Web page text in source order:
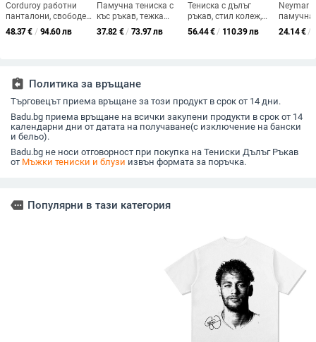
Corduroy работни
панталони, свободен
крой, средна талия,
дебела материя,
48.37€ / 94.60 лв
Памучна тениска с
къс ръкав, тежка
материя 300–350 g,
за мъже, младежка
37.82 € / 73.97 лв
Тениска с дълъг
ръкав, стил колеж,
цветно-блокиран
дизайн, 285 g тегло,
56.44€ / 110.39 лв
Neymar
памучна
тениска
кръгло
24.14€ /
assignment_return Политика за връщане
Търговецът приема връщане за този продукт в срок от 14 дни.
Badu.bg приема връщане на всички закупени продукти в срок от 14
календарни дни от датата на получаване(с изключение на бански
и бельо).
Badu.bg не носи отговорност при покупка на Тениски Дълъг Ръкав
от Мъжки тениски и блузи извън формата за поръчка.
more Популярни в тази категория